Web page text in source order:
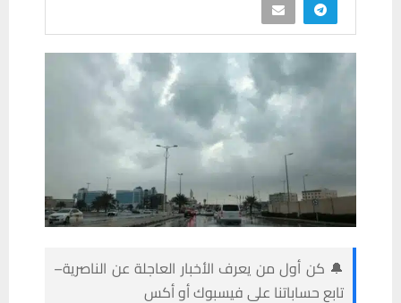
🔔 كن أول من يعرف الأخبار العاجلة عن الناصرية–
تابع حساباتنا على فيسبوك أو أكس